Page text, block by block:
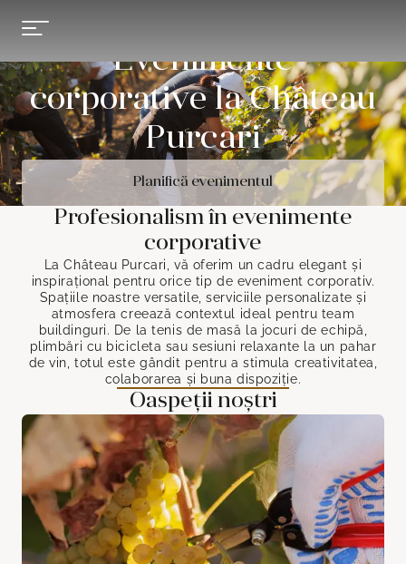
Evenimente
corporative la Château
Purcari
Planifică evenimentul
Profesionalism în evenimente
corporative
La Château Purcari, vă oferim un cadru elegant și
inspirațional pentru orice tip de eveniment corporativ.
Spațiile noastre versatile, serviciile personalizate și
atmosfera creează contextul ideal pentru team
buildinguri. De la tenis de masă la jocuri de echipă,
plimbări cu bicicleta sau sesiuni relaxante la un pahar
de vin, totul este gândit pentru a stimula creativitatea,
colaborarea și buna dispoziție.
Oaspeții noștri